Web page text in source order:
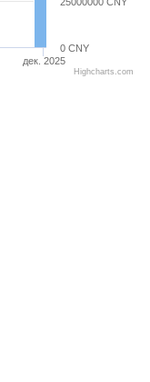
дек. 2025
0 CNY
Highcharts.com